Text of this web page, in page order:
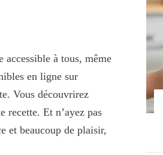
à tous, même
en ligne sur
Vous découvrirez
recette. Et n’ayez pas
et beaucoup de plaisir,